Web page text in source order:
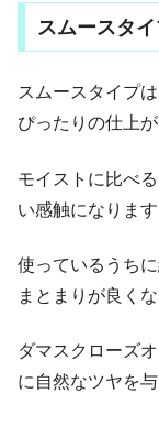
スムースタ
スムースタイプは
ぴったりの仕上が
モイストに比べ
い感触になります
使っているうち
まとまりが良く
ダマスクローズ
に自然なツヤを